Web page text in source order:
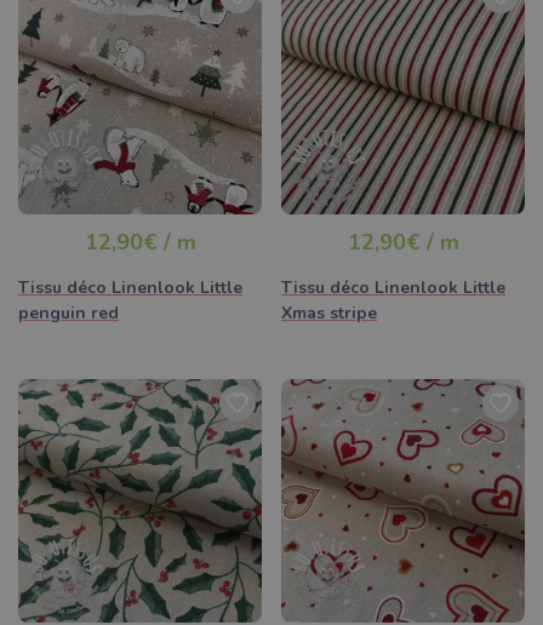
12,90€ / m
Tissu déco Linenlook Little
penguin red
12,90€ / m
Tissu déco Linenlook Little
Xmas stripe